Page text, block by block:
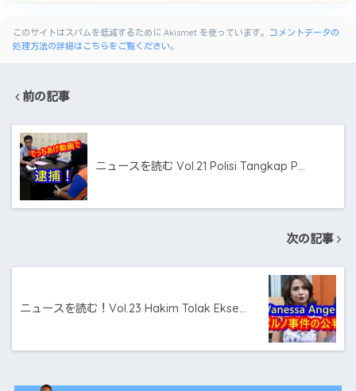
このサイトはスパムを低減するために Akismet を使っています。 コメントデータの
処理方法の詳細はこちらをご覧ください。
前の記事
ニュースを読む Vol.21 Polisi Tangkap P…
次の記事
ニュースを読む！Vol.23 Hakim Tolak Ekse…